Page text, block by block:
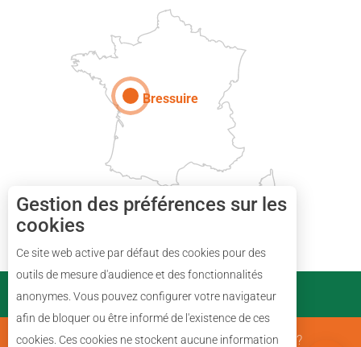
Tarifs
Bressuire
PARTENAIRES
Mentions Légales Qui sommes nous ?
Gestion des préférences sur les
cookies
Ce site web active par défaut des cookies pour des
outils de mesure d'audience et des fonctionnalités
anonymes. Vous pouvez configurer votre navigateur
afin de bloquer ou être informé de l'existence de ces
cookies. Ces cookies ne stockent aucune information